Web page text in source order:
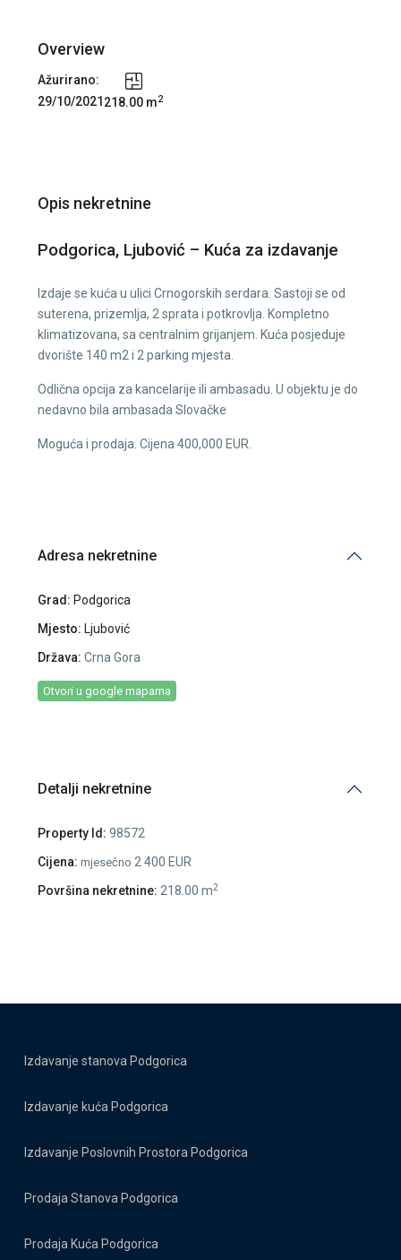
Overview
Ažurirano:
29/10/2021 218.00 m2
Opis nekretnine
Podgorica, Ljubović – Kuća za izdavanje
Izdaje se kuća u ulici Crnogorskih serdara. Sastoji se od
suterena, prizemlja, 2 sprata i potkrovlja. Kompletno
klimatizovana, sa centralnim grijanjem. Kuća posjeduje
dvorište 140 m2 i 2 parking mjesta.
Odlična opcija za kancelarije ili ambasadu. U objektu je do
nedavno bila ambasada Slovačke
Moguća i prodaja. Cijena 400,000 EUR.
Adresa nekretnine
Grad: Podgorica
Mjesto: Ljubović
Država: Crna Gora
Otvori u google mapama
Detalji nekretnine
Property Id: 98572
Cijena: mjesečno 2 400 EUR
Površina nekretnine: 218.00 m2
Izdavanje stanova Podgorica
Izdavanje kuća Podgorica
Izdavanje Poslovnih Prostora Podgorica
Prodaja Stanova Podgorica
Prodaja Kuća Podgorica